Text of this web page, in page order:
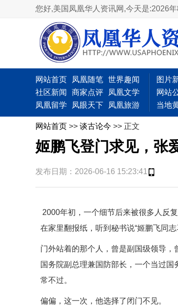
您好,美国凤凰华人资讯网,今天是:2026
网站首页 凤凰随笔 世界趣闻
社区新闻
商家点评
凤凰文学
凤凰留学
凤眼天下 凤凰旅游
图片
网站
当地
网站首页 >> 谈古论今 >> 正文
姬鹏飞登门求见，张
发布日期：2026-06-16 15:23:41
2000年初，一个细节后来被很多人反
在家里翻报纸，听到秘书说“姬鹏飞同
门外站着的那个人，曾是副国级领导
国务院副总理兼国防部长，一个当过
常不过。
偏偏，这一次，他选择了闭门不见。